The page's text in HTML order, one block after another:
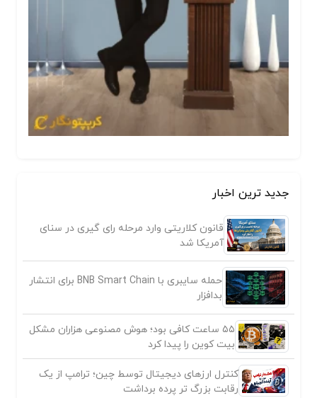
جدید ترین اخبار
قانون کلاریتی وارد مرحله رای گیری در سنای
آمریکا شد
حمله سایبری با BNB Smart Chain برای انتشار
بدافزار
۵۵ ساعت کافی بود؛ هوش مصنوعی هزاران مشکل
بیت کوین را پیدا کرد
کنترل ارزهای دیجیتال توسط چین؛ ترامپ از یک
رقابت بزرگ تر پرده برداشت